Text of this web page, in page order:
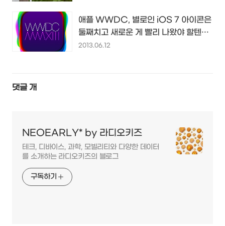
애플 WWDC, 별로인 iOS 7 아이콘은
둘째치고 새로운 게 빨리 나왔야 할텐
데...
2013.06.12
댓글 개
NEOEARLY* by 라디오키즈
테크, 디바이스, 과학, 모빌리티와 다양한 데이터
를 소개하는 라디오키즈의 블로그
구독하기